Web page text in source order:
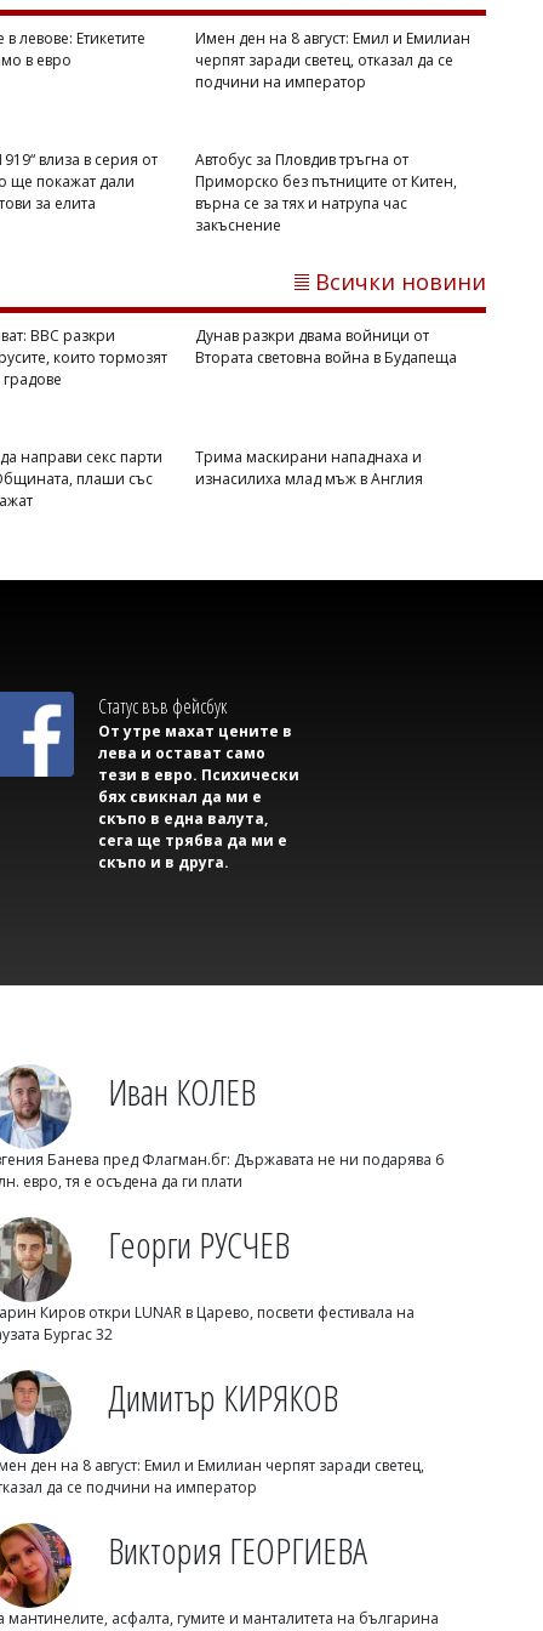
Михаил ДИМИТРОВ
В Равда стартира лятната арт
работилничка на НЧ "Гоце Делчев
Димитър КИРЯКОВ
Гърция засили проверките по
07/08/2026, Петък 21:00
Михаил ДИМИТРОВ
AI започна да прави неща, които
левове: Етикетите
в евро
Имен ден на 8 август: Емил и Емилиан
черпят заради светец, отказал да се
подчини на император
влиза в серия от
ще покажат дали
за елита
Автобус за Пловдив тръгна от
Приморско без пътниците от Китен,
върна се за тях и натрупа час
закъснение
Всички новини
BBC разкри
които тормозят
Дунав разкри двама войници от
Втората световна война в Будапеща
направи секс парти
плаши със
Трима маскирани нападнаха и
изнасилиха млад мъж в Англия
Статус във фейсбук
От утре махат цените в
лева и остават само
тези в евро. Психически
бях свикнал да ми е
скъпо в една валута,
сега ще трябва да ми е
скъпо и в друга.
Иван КОЛЕВ
Банева пред Флагман.бг: Държавата не ни подарява 6
евро, тя е осъдена да ги плати
Георги РУСЧЕВ
Киров откри LUNAR в Царево, посвети фестивала на
Бургас 32
Димитър КИРЯКОВ
ден на 8 август: Емил и Емилиан черпят заради светец,
да се подчини на император
Виктория ГЕОРГИЕВА
мантинелите, асфалта, гумите и манталитета на българина